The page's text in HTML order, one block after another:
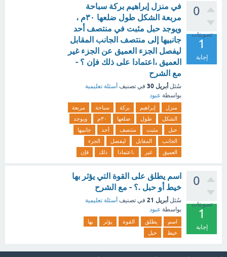
0
تصويتات
1
إجابة
في منزل إبراهيم بركة سباحة
مربعة الشكل طول ضلعها ٣٠م ،
ويوجد حبل مثبت في منتصف أحد
جانبيها إلى منتصف الجانب المقابل
ليفصل الجزء العميق عن الجزء غير
العميق ،اعتمادا على ذلك فإن ؟ -
مع الشرح
سُئل أبريل 30 في تصنيف أسئلة تعليمية
بواسطة عبود
منزل إبراهيم بركة سباحة
مربعة
الشكل
طول ضلعها ٣٠م
ويوجد
حبل
مثبت منتصف أحد
جانبيها
الجانب
المقابل ليفصل
الجزء
العميق
غير ،اعتمادا ذلك فإن
0
تصويتات
1
إجابة
اسم يطلق على القوة التي يؤثر بها
خيط أو حبل .؟ - مع الشرح
سُئل أبريل 21 في تصنيف أسئلة تعليمية
بواسطة عبود
اسم يطلق القوة يؤثر
بها
خيط
حبل